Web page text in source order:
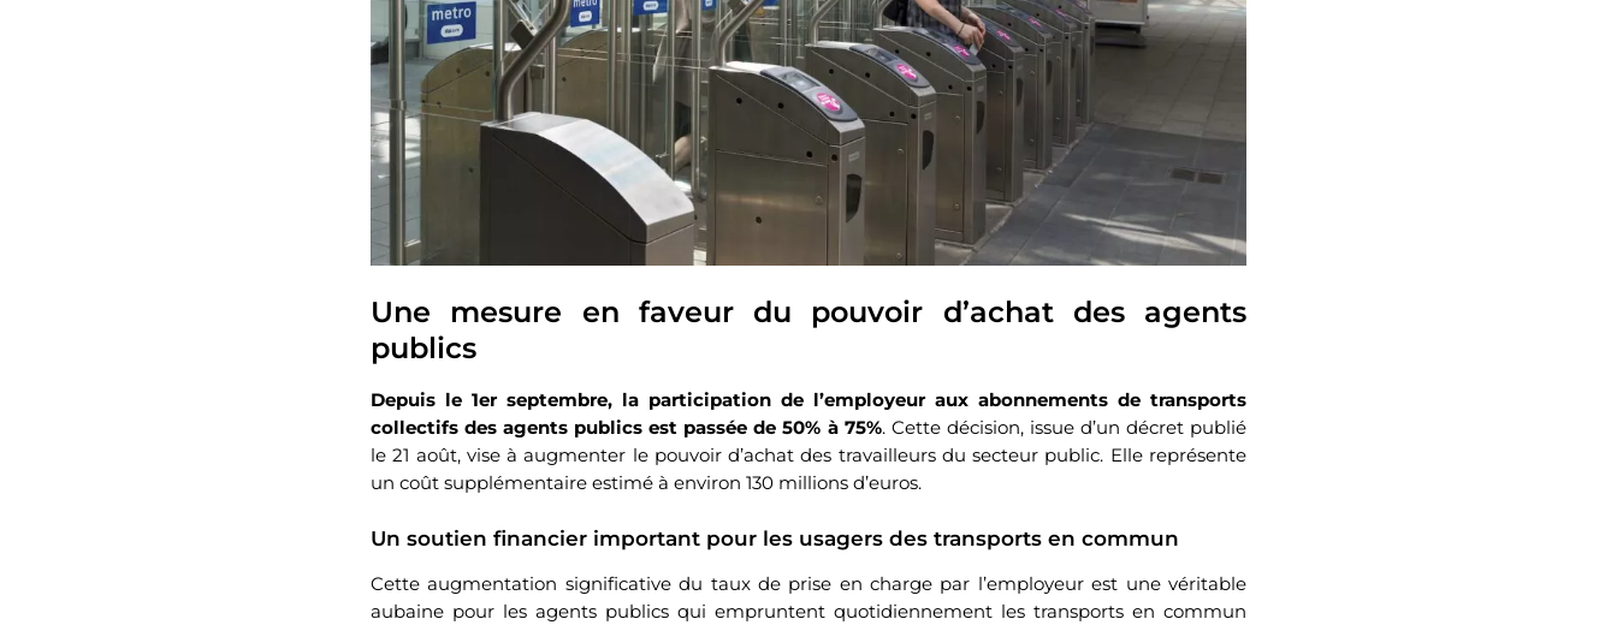
Une mesure en faveur du pouvoir d’achat des agents
publics
Depuis le 1er septembre, la participation de l’employeur aux abonnements de transports
collectifs des agents publics est passée de 50% à 75%. Cette décision, issue d’un décret publié
le 21 août, vise à augmenter le pouvoir d’achat des travailleurs du secteur public. Elle représente
un coût supplémentaire estimé à environ 130 millions d’euros.
Un soutien financier important pour les usagers des transports en commun
Cette augmentation significative du taux de prise en charge par l’employeur est une véritable
aubaine pour les agents publics qui empruntent quotidiennement les transports en commun